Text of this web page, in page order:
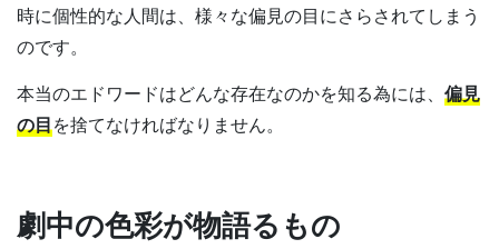
時に個性的な人間は、様々な偏見の目にさらされてしまう
のです。
本当のエドワードはどんな存在なのかを知る為には、 偏見
の目を捨てなければなりません。
劇中の色彩が物語るもの